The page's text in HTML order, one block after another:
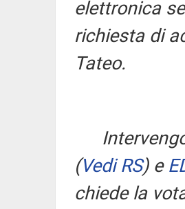
elettronica
richiesta di
Tateo.
(Vedi RS)e
chiede la